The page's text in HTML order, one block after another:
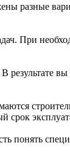
разные
При
результате
понять